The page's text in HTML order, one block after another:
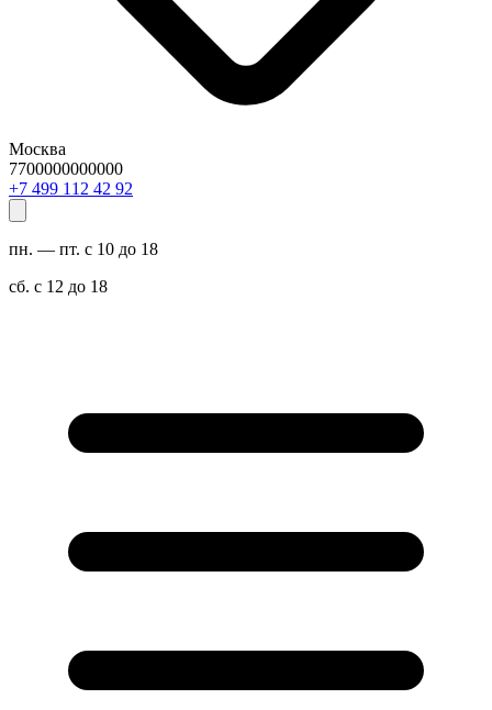
Москва
7700000000000
29 24 211 994 7+
пн. — пт. с 10 до 18
сб. с 12 до 18